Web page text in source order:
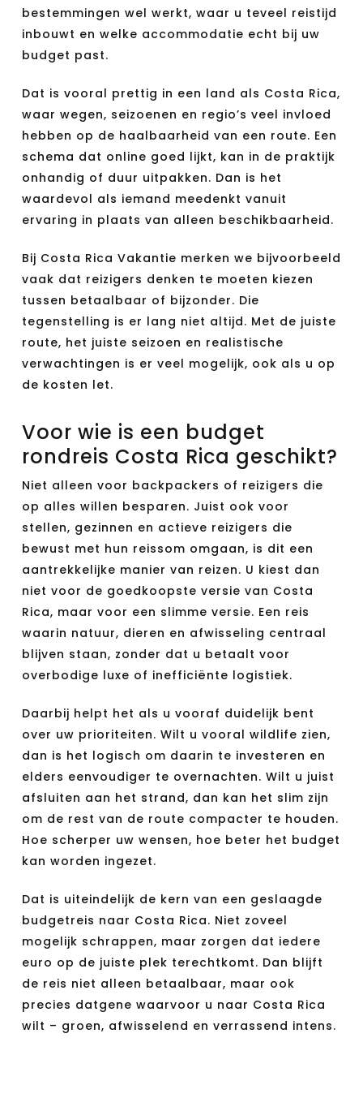
bestemmingen wel werkt, waar u teveel reistijd
inbouwt en welke accommodatie echt bij uw
budget past.
Dat is vooral prettig in een land als Costa Rica,
waar wegen, seizoenen en regio’s veel invloed
hebben op de haalbaarheid van een route. Een
schema dat online goed lijkt, kan in de praktijk
onhandig of duur uitpakken. Dan is het
waardevol als iemand meedenkt vanuit
ervaring in plaats van alleen beschikbaarheid.
Bij Costa Rica Vakantie merken we bijvoorbeeld
vaak dat reizigers denken te moeten kiezen
tussen betaalbaar of bijzonder. Die
tegenstelling is er lang niet altijd. Met de juiste
route, het juiste seizoen en realistische
verwachtingen is er veel mogelijk, ook als u op
de kosten let.
Voor wie is een budget
rondreis Costa Rica geschikt?
Niet alleen voor backpackers of reizigers die
op alles willen besparen. Juist ook voor
stellen, gezinnen en actieve reizigers die
bewust met hun reissom omgaan, is dit een
aantrekkelijke manier van reizen. U kiest dan
niet voor de goedkoopste versie van Costa
Rica, maar voor een slimme versie. Een reis
waarin natuur, dieren en afwisseling centraal
blijven staan, zonder dat u betaalt voor
overbodige luxe of inefficiënte logistiek.
Daarbij helpt het als u vooraf duidelijk bent
over uw prioriteiten. Wilt u vooral wildlife zien,
dan is het logisch om daarin te investeren en
elders eenvoudiger te overnachten. Wilt u juist
afsluiten aan het strand, dan kan het slim zijn
om de rest van de route compacter te houden.
Hoe scherper uw wensen, hoe beter het budget
kan worden ingezet.
Dat is uiteindelijk de kern van een geslaagde
budgetreis naar Costa Rica. Niet zoveel
mogelijk schrappen, maar zorgen dat iedere
euro op de juiste plek terechtkomt. Dan blijft
de reis niet alleen betaalbaar, maar ook
precies datgene waarvoor u naar Costa Rica
wilt – groen, afwisselend en verrassend intens.